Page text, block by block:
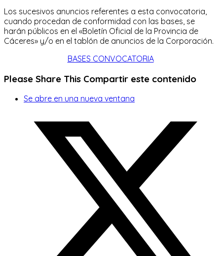
Los sucesivos anuncios referentes a esta convocatoria,
cuando procedan de conformidad con las bases, se
harán públicos en el «Boletín Oficial de la Provincia de
Cáceres» y/o en el tablón de anuncios de la Corporación.
BASES CONVOCATORIA
Please Share This Compartir este contenido
Se abre en una nueva ventana